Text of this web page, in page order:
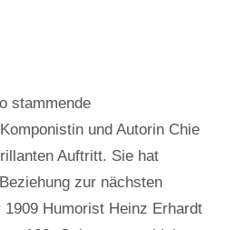
stammende
und Autorin Chie
Auftritt. Sie hat
zur nächsten
1909 Humorist Heinz Erhardt